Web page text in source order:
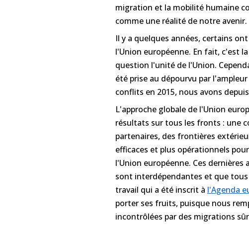
migration et la mobilité humaine
comme une réalité de notre avenir.
Il y a quelques années, certains
l'Union européenne. En fait, c'est
question l'unité de l'Union.
été prise au dépourvu par
conflits en 2015, nous avons
L'approche globale de l'Union
résultats sur tous les fronts : une
partenaires, des frontières
efficaces et plus opérationnels
l'Union européenne. Ces dernières
sont interdépendantes et que
travail qui a été inscrit à l'Agenda
porter ses fruits, puisque nous
incontrôlées par des migrations